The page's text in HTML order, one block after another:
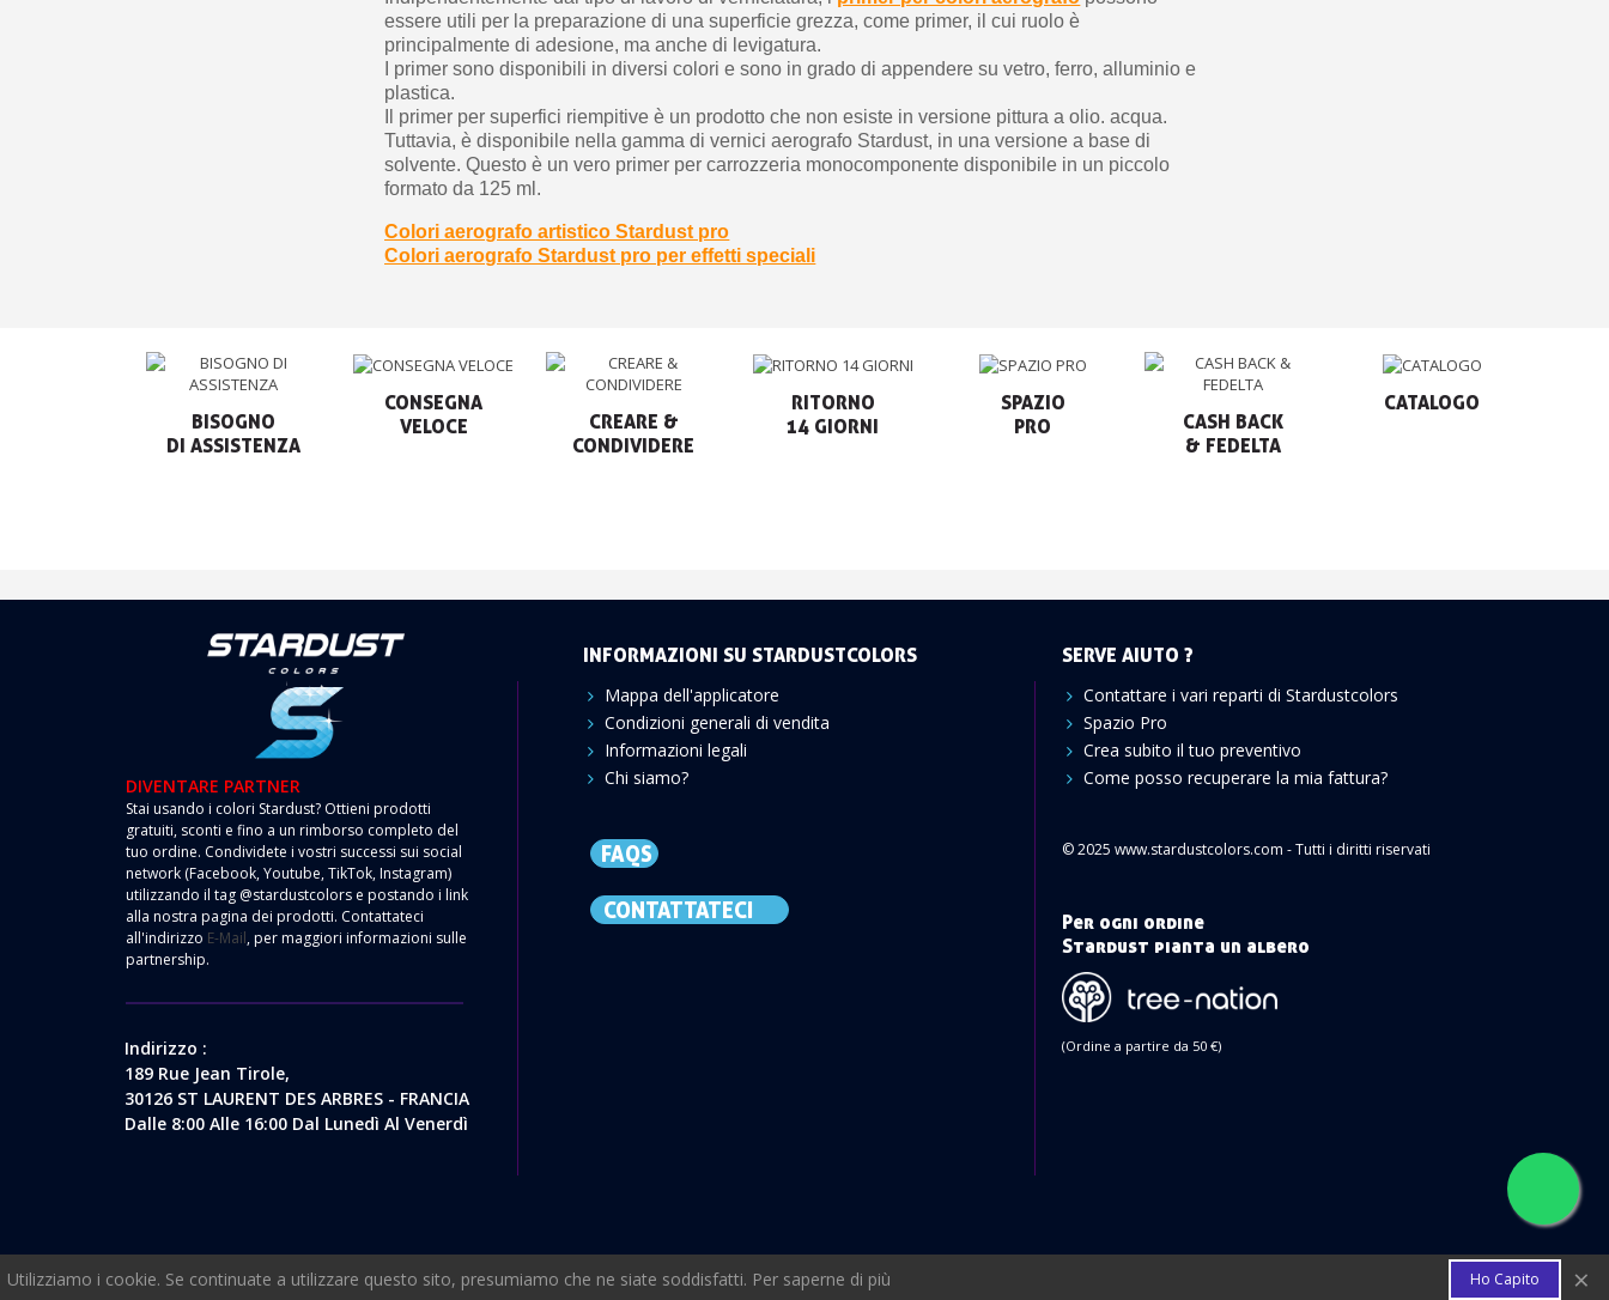
essere utili per la preparazione di una superficie grezza, come primer, il cui ruolo è
principalmente di adesione, ma anche di levigatura.
I primer sono disponibili in diversi colori e sono in grado di appendere su vetro, ferro, alluminio e
plastica.
Il primer per superfici riempitive è un prodotto che non esiste in versione pittura a olio. acqua.
Tuttavia, è disponibile nella gamma di vernici aerografo Stardust, in una versione a base di
solvente. Questo è un vero primer per carrozzeria monocomponente disponibile in un piccolo
formato da 125 ml.
Colori aerografo artistico Stardust pro
Colori aerografo Stardust pro per effetti speciali
BISOGNO
CONSEGNA
VELOCE
CREARE &
CONDIVIDERE
RITORNO
14 GIORNI
SPAZIO
PRO
CASH BACK
& FEDELTA
CATALOGO
DIVENTARE PARTNER
Stai usando i colori Stardust? Ottieni prodotti
gratuiti, sconti e fino a un rimborso completo del
tuo ordine. Condividete i vostri successi sui social
network (Facebook, Youtube, TikTok, Instagram)
utilizzando il tag @stardustcolors e postando i link
alla nostra pagina dei prodotti. Contattateci
all'indirizzo E-Mail, per maggiori informazioni sulle
partnership.
Indirizzo :
189 Rue Jean Tirole,
30126 ST LAURENT DES ARBRES - FRANCIA
Dalle 8:00 Alle 16:00 Dal Lunedì Al Venerdì
INFORMAZIONI SU STARDUSTCOLORS
Mappa dell'applicatore
Condizioni generali di vendita
Informazioni legali
Chi siamo?
FAQS
CONTATTATECI
SERVE AIUTO ?
Contattare i vari reparti di Stardustcolors
Spazio Pro
Crea subito il tuo preventivo
Come posso recuperare la mia fattura?
© 2025 www.stardustcolors.com - Tutti i diritti riservati
Per ogni ordine
Stardust pianta un albero
(Ordine a partire da 50 €)
Utilizziamo i cookie. Se continuate a utilizzare questo sito, presumiamo che ne siate soddisfatti. Per saperne di più Ho Capito ×